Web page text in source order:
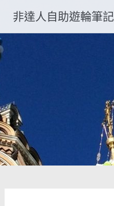
content
非達人自助遊輪筆記